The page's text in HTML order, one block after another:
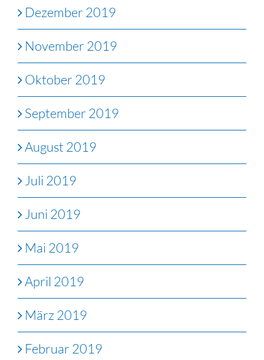
Dezember 2019
November 2019
Oktober 2019
September 2019
August 2019
Juli 2019
Juni 2019
Mai 2019
April 2019
März 2019
Februar 2019